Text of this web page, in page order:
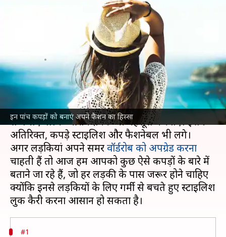
इन पांच कपड़ों को बनाएं अपने फैशन का हिस्सा
गर्मियों के दौरान हर लड़की की
वार्डरोब में होने चाहिए ये पांच तरह के
May 03, 2022 09:04 pm
क्या है खबर?
गर्मियों के दौरान ऐसे कपड़े पहनने चाहिए, जो न सिर्फ गर्मी
से बचाएं बल्कि आरामदायक भी महसूस करवाएं। इसके
अतिरिक्त, कपड़े स्टाइलिश और फैशनेबल भी लगे।
अगर लड़कियां अपने समरवॉर्डरोब को अपग्रेड करना
चाहती हैं तो आज हम आपको कुछ ऐसे कपड़ों के बारे में
बताने जा रहे हैं, जो हर लड़की के पास जरूर होने चाहिए
क्योंकि इनसे लड़कियों के लिए गर्मी से बचते हुए स्टाइलिश
#1